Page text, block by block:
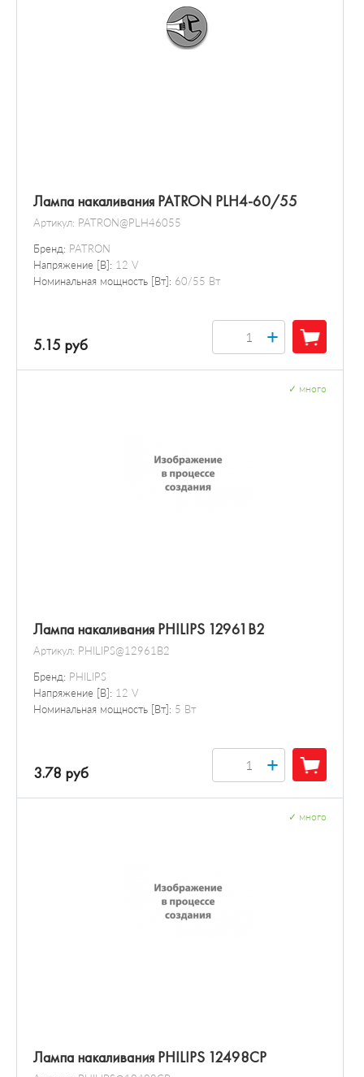
Лампа накаливания PATRON PLH4-60/55
Артикул: PATRON@PLH46055
Бренд: PATRON
Напряжение [В]: 12 V
Номинальная мощность [Вт]: 60/55 Вт
5.15 руб +
Лампа накаливания PHILIPS 12961B2
Артикул: PHILIPS@12961B2
Бренд: PHILIPS
Напряжение [В]: 12 V
Номинальная мощность [Вт]: 5 Вт
много
3.78 руб +
Лампа накаливания PHILIPS 12498CP
много